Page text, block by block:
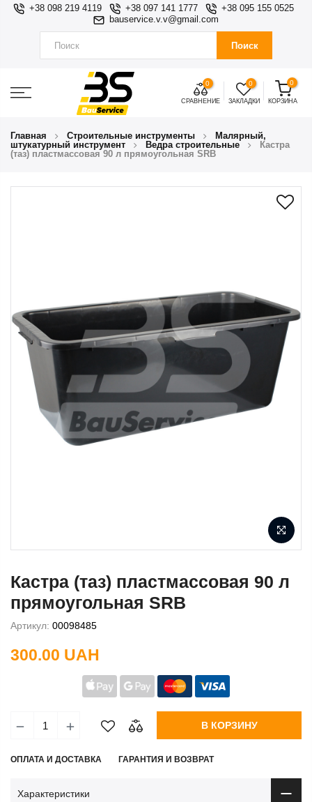
+38 098 219 4119 +38 097 141 1777
+38 095 155 0525
bauservice.v.v@gmail.com
Поиск
0
СРАВНЕНИЕ
0
ЗАКЛАДКИ
0
КОРЗИНА
Главная Строительные инструменты
Малярный,
штукатурный инструмент
Ведра строительные
Кастра
(таз) пластмассовая 90 л прямоугольная SRB
Кастра (таз) пластмассовая 90 л
прямоугольная SRB
Артикул: 00098485
300.00 UAH
В КОРЗИНУ
ОПЛАТА И ДОСТАВКА ГАРАНТИЯ И ВОЗВРАТ
Характеристики